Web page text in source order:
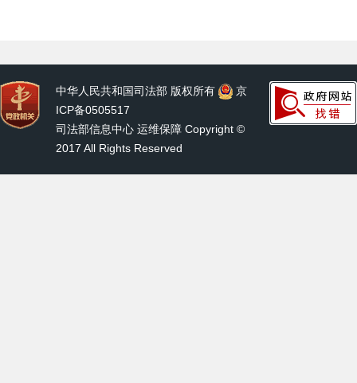
中华人民共和国司法部 版权所有
京
ICP备0505517
司法部信息中心 运维保障 Copyright ©
2017 All Rights Reserved